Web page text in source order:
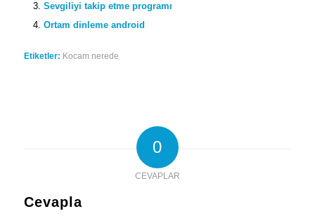
Sevgiliyi takip etme programı
Ortam dinleme android
Etiketler: Kocam nerede
0
CEVAPLAR
Cevapla